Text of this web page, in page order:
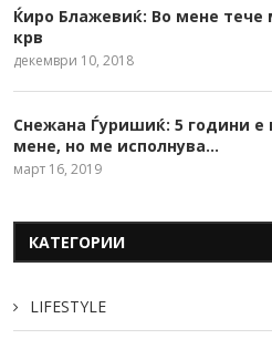
Ќиро Блажевиќ: Во мене тече
крв
декември 10, 2018
Снежана Ѓуришиќ: 5 години
мене, но ме исполнува…
март 16, 2019
КАТЕГОРИИ
LIFESTYLE